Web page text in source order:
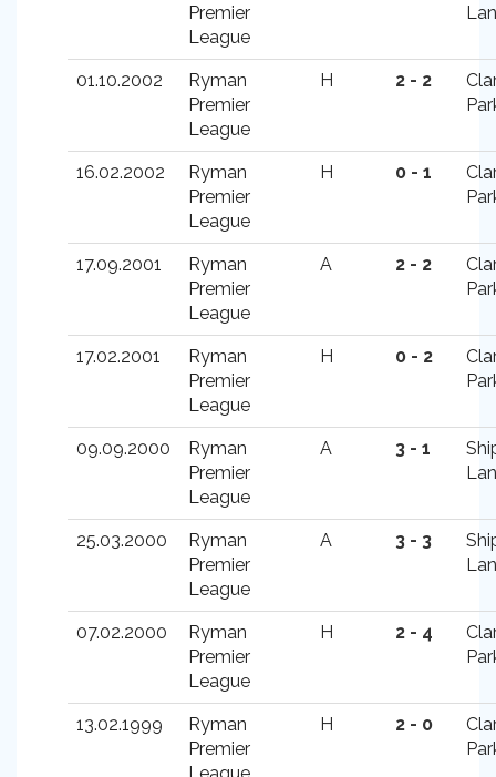
Premier
League
01.10.2002
Ryman
Premier
League
H 2 - 2
16.02.2002
Ryman
Premier
League
H 0 - 1
17.09.2001
Ryman
Premier
League
A 2 - 2
17.02.2001
Ryman
Premier
League
H 0 - 2
09.09.2000
Ryman
Premier
League
A 3 - 1
25.03.2000
Ryman
Premier
League
A 3 - 3
07.02.2000
Ryman
Premier
League
H 2 - 4
13.02.1999
Ryman
Premier
H 2 - 0